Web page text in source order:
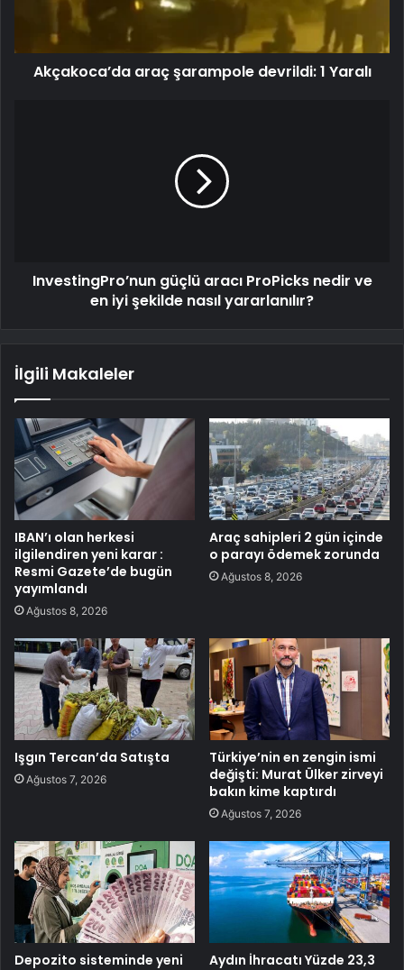
Akçakoca’da araç şarampole devrildi: 1 Yaralı
InvestingPro’nun güçlü aracı ProPicks nedir ve
en iyi şekilde nasıl yararlanılır?
İlgili Makaleler
IBAN’ı olan herkesi
ilgilendiren yeni karar :
Resmi Gazete’de bugün
yayımlandı
Ağustos 8, 2026
Araç sahipleri 2 gün içinde
o parayı ödemek zorunda
Ağustos 8, 2026
Işgın Tercan’da Satışta
Ağustos 7, 2026
Türkiye’nin en zengin ismi
değişti: Murat Ülker zirveyi
bakın kime kaptırdı
Ağustos 7, 2026
Depozito sisteminde yeni
Aydın İhracatı Yüzde 23,3